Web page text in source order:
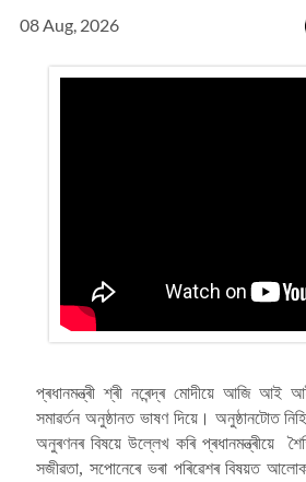
08 Aug, 2026
প্ৰধানমন্ত্ৰী শ্ৰী নৰেন্দ্ৰ মোদীয়ে আজি আই
সমাৱৰ্তন অনুষ্ঠানত ভাষণ দিয়ে। অনুষ্ঠানটোত
অনুৰণনৰ বিষয়ে উল্লেখ কৰি প্ৰধানমন্ত্ৰীয়ে
সজীৱতা, সপোনেৰে ভৰা পৰিৱেশৰ বিষয়ত